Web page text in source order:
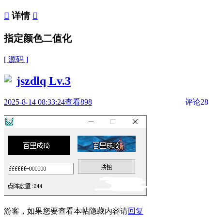
 详情 
指定颜色二值化
[ 源码 ]
jszdlq Lv.3
2025-8-14 08:33:24查看898 评论28
游客，如果您要查看本帖隐藏内容请回复